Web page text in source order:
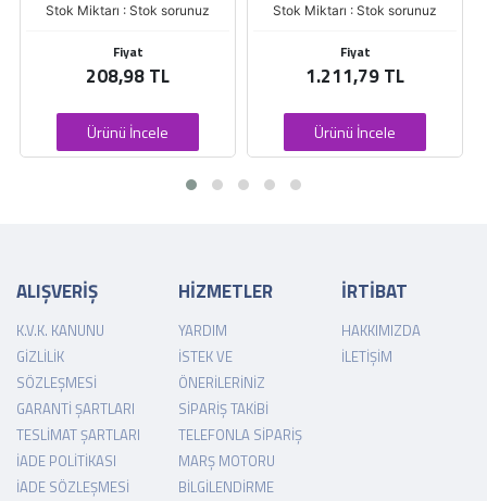
Stok Miktarı : Stok sorunuz
Fiyat
1.211,79 TL
Ürünü İncele
Stok Miktarı : Stok sorunuz
Fiyat
419,86 TL
Ürünü İncele
ALIŞVERİŞ
K.V.K. KANUNU
GIZLILIK
SÖZLEŞMESI
GARANTI ŞARTLARI
TESLIMAT ŞARTLARI
İADE POLITIKASI
İADE SÖZLEŞMESI
HİZMETLER
YARDIM
İSTEK VE
ÖNERILERINIZ
SIPARIŞ TAKIBI
TELEFONLA SIPARIŞ
MARŞ MOTORU
BILGILENDIRME
İRTİBAT
HAKKIMIZDA
İLETIŞIM